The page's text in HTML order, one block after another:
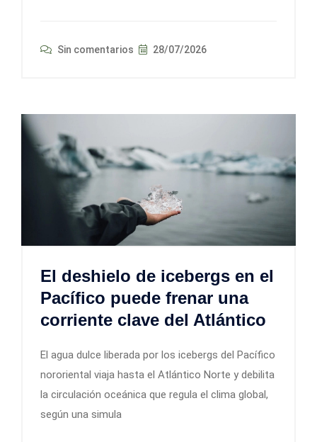
Sin comentarios 28/07/2026
El deshielo de icebergs en el
Pacífico puede frenar una
corriente clave del Atlántico
El agua dulce liberada por los icebergs del Pacífico
nororiental viaja hasta el Atlántico Norte y debilita
la circulación oceánica que regula el clima global,
según una simula